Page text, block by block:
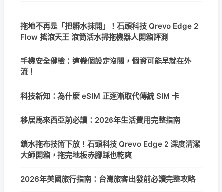
拖地不再是「把髒水抹開」！石頭科技 Qrevo Edge 2
Flow 搖滾天王 滾筒活水掃拖機器人開箱評測
手機安全健檢：這幾個設定沒關，個資可能早就在外
流！
科技新知：為什麼 eSIM 正逐漸取代傳統 SIM 卡
移居馬來西亞前必讀：2026年生活費用完整指南
鎖水拖布技術下放！石頭科技 Qrevo Edge 2 深度清潔
大師開箱，拖完地板赤腳踩也乾爽
2026年美國旅行指南：台灣旅客出發前必讀完整攻略